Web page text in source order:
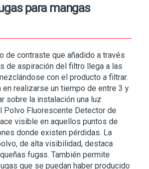
para mangas
de contraste que añadido a través
de aspiración del filtro llega a las
con el producto a filtrar.
en realizarse un tiempo de entre 3 y
sobre la instalación una luz
Polvo Fluorescente Detector de
visible en aquellos puntos de
donde existen pérdidas. La
de alta visibilidad, destaca
fugas. También permite
que se puedan haber producido